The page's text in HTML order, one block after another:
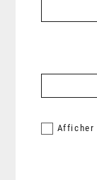
Afficher